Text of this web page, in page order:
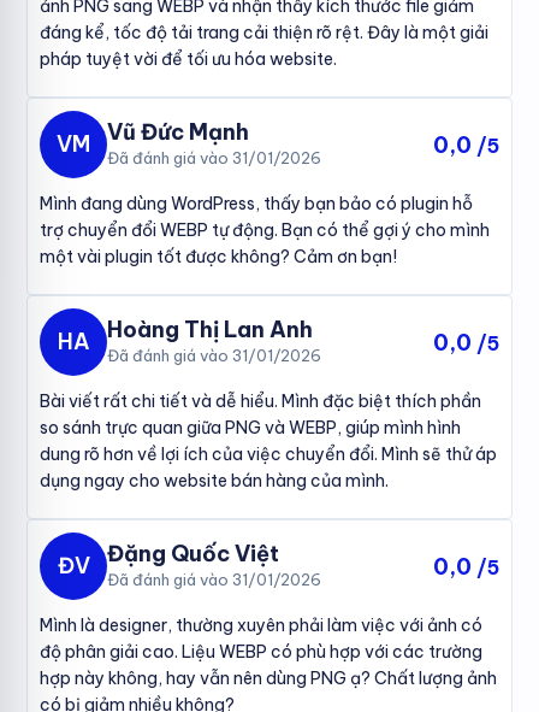
ảnh PNG sang WEBP và nhận thấy kích thước file giảm
đáng kể, tốc độ tải trang cải thiện rõ rệt. Đây là một giải
pháp tuyệt vời để tối ưu hóa website.
VM Vũ Đức Mạnh
Đã đánh giá vào 31/01/2026 0,0 /5
Mình đang dùng WordPress, thấy bạn bảo có plugin hỗ
trợ chuyển đổi WEBP tự động. Bạn có thể gợi ý cho mình
một vài plugin tốt được không? Cảm ơn bạn!
HA Hoàng Thị Lan Anh
Đã đánh giá vào 31/01/2026 0,0 /5
Bài viết rất chi tiết và dễ hiểu. Mình đặc biệt thích phần
so sánh trực quan giữa PNG và WEBP, giúp mình hình
dung rõ hơn về lợi ích của việc chuyển đổi. Mình sẽ thử áp
dụng ngay cho website bán hàng của mình.
ĐV Đặng Quốc Việt
Đã đánh giá vào 31/01/2026 0,0 /5
Mình là designer, thường xuyên phải làm việc với ảnh có
độ phân giải cao. Liệu WEBP có phù hợp với các trường
hợp này không, hay vẫn nên dùng PNG ạ? Chất lượng ảnh
có bị giảm nhiều không?